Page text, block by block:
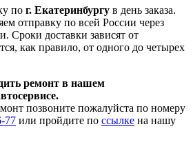
по г. Екатеринбургу в день заказа.
отправку по всей России через
Сроки доставки зависят от
как правило, от одного до четырех
ремонт в нашем
позвоните пожалуйста по номеру
77 или пройдите по ссылке на нашу